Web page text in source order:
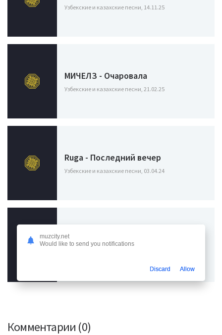
Узбекские и казахские песни, 14.11.25
МИЧЕЛЗ - Очаровала
Узбекские и казахские песни, 21.02.25
Ruga - Последний вечер
Узбекские и казахские песни, 03.04.24
Lustova - Ой то не вечер
Комментарии (0)
muzcity.net
Would like to send you notifications
Discard Allow